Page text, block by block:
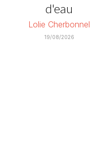
d'eau
Lolie Cherbonnel
19/08/2026